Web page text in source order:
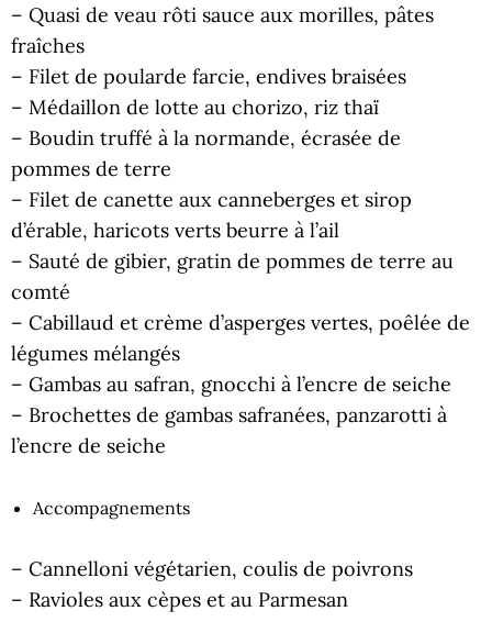
– Quasi de veau rôti sauce aux morilles, pâtes
fraîches
– Filet de poularde farcie, endives braisées
– Médaillon de lotte au chorizo, riz thaï
– Boudin truffé à la normande, écrasée de
pommes de terre
– Filet de canette aux canneberges et sirop
d’érable, haricots verts beurre à l’ail
– Sauté de gibier, gratin de pommes de terre au
comté
– Cabillaud et crème d’asperges vertes, poêlée de
légumes mélangés
– Gambas au safran, gnocchi à l’encre de seiche
– Brochettes de gambas safranées, panzarotti à
l’encre de seiche
Accompagnements
– Cannelloni végétarien, coulis de poivrons
– Ravioles aux cèpes et au Parmesan